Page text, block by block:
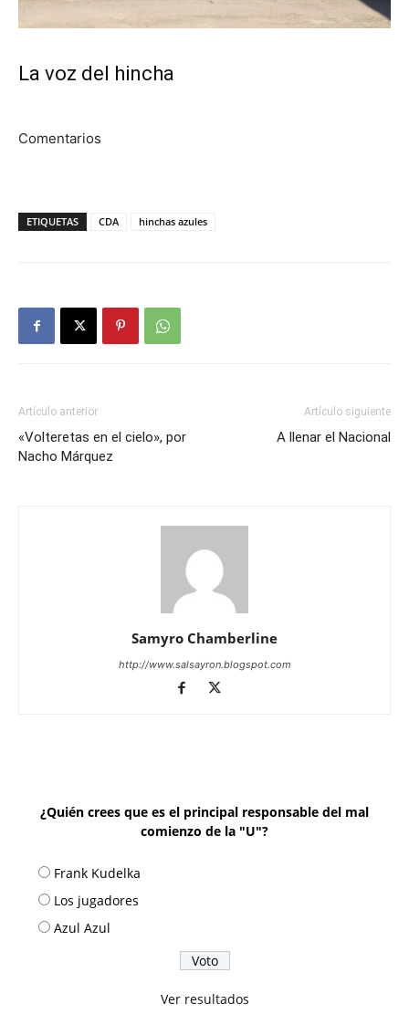
La voz del hincha
Comentarios
ETIQUETAS CDA hinchas azules
Artículo anterior
«Volteretas en el cielo», por
Nacho Márquez
Artículo siguiente
A llenar el Nacional
Samyro Chamberline
http://www.salsayron.blogspot.com
¿Quién crees que es el principal responsable del mal
comienzo de la "U"?
Frank Kudelka
Los jugadores
Azul Azul
Ver resultados